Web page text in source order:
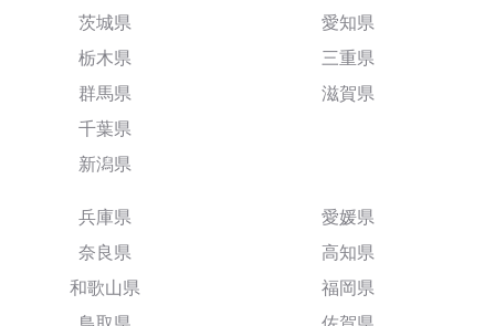
茨城県
栃木県
群馬県
千葉県
新潟県
愛知県
三重県
滋賀県
兵庫県
奈良県
和歌山県
愛媛県
高知県
福岡県